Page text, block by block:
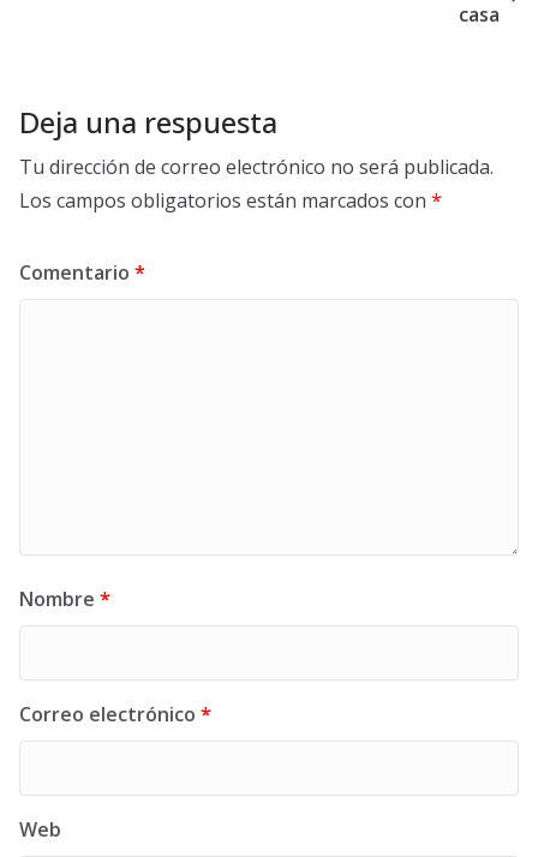
casa
Deja una respuesta
Tu dirección de correo electrónico no será publicada.
Los campos obligatorios están marcados con *
Comentario *
Nombre *
Correo electrónico *
Web